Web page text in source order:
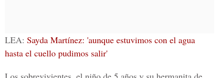
LEA: Sayda Martínez: 'aunque estuvimos con el agua
hasta el cuello pudimos salir'